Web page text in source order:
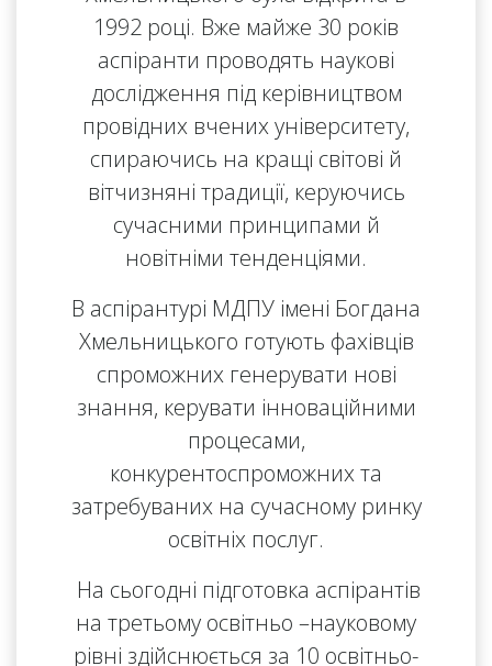
1992 році. Вже майже 30 років
аспіранти проводять наукові
дослідження під керівництвом
провідних вчених університету,
спираючись на кращі світові й
вітчизняні традиції, керуючись
сучасними принципами й
новітніми тенденціями.
В аспірантурі МДПУ імені Богдана
Хмельницького готують фахівців
спроможних генерувати нові
знання, керувати інноваційними
процесами,
конкурентоспроможних та
затребуваних на сучасному ринку
освітніх послуг.
На сьогодні підготовка аспірантів
на третьому освітньо –науковому
рівні здійснюється за 10 освітньо-